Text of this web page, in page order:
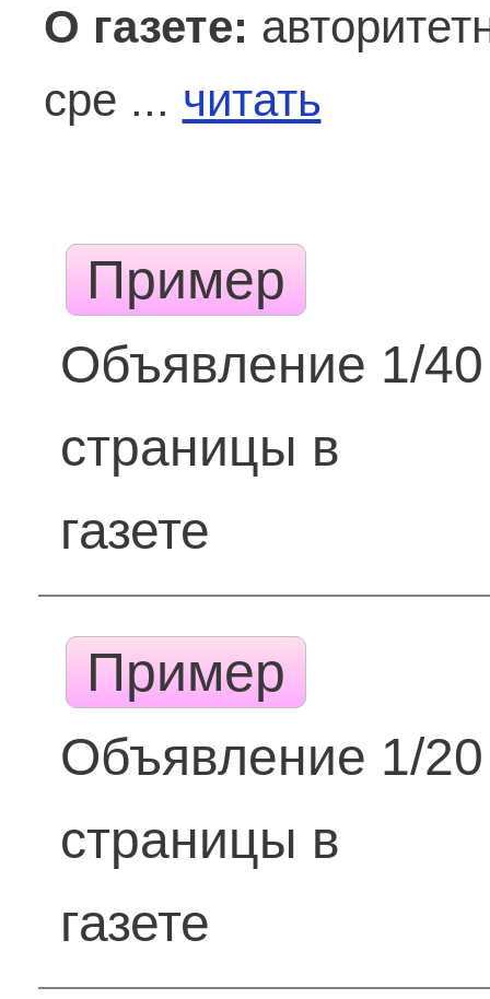
О газете:
сре ... читать
Пример
Объявление 1/40
страницы в
газете
Пример
Объявление 1/20
страницы в
газете